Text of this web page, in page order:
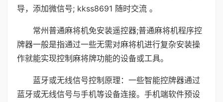
导，添加微信号; kkss8691 随时交流 。
常州普通麻将机免安装遥控器;普通麻将机程序控
牌器一般是指通过一些无需对麻将机进行复杂安装操
作就能实现控制麻将牌功能的设备或工具。
蓝牙或无线信号控制原理：一些智能控牌器通过
蓝牙或无线信号与手机等设备连接。手机端软件预设